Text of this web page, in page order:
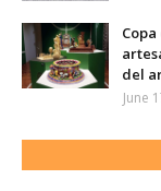
del
June